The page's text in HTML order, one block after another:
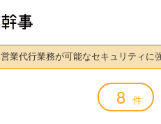
営業代行業務が可能なセキュリティに
8 件